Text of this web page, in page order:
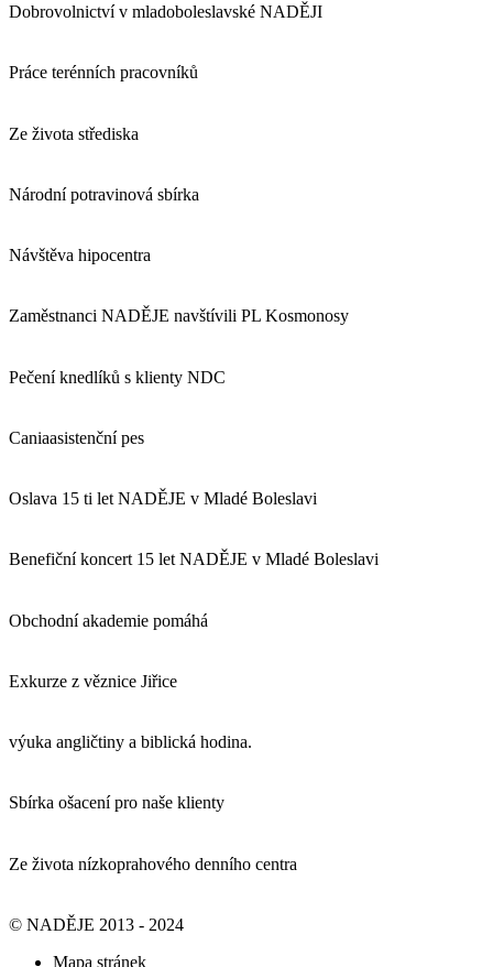
Dobrovolnictví v mladoboleslavské NADĚJI
Práce terénních pracovníků
Ze života střediska
Národní potravinová sbírka
Návštěva hipocentra
Zaměstnanci NADĚJE navštívili PL Kosmonosy
Pečení knedlíků s klienty NDC
Caniaasistenční pes
Oslava 15 ti let NADĚJE v Mladé Boleslavi
Benefiční koncert 15 let NADĚJE v Mladé Boleslavi
Obchodní akademie pomáhá
Exkurze z věznice Jiřice
výuka angličtiny a biblická hodina.
Sbírka ošacení pro naše klienty
Ze života nízkoprahového denního centra
© NADĚJE 2013 - 2024
Mapa stránek